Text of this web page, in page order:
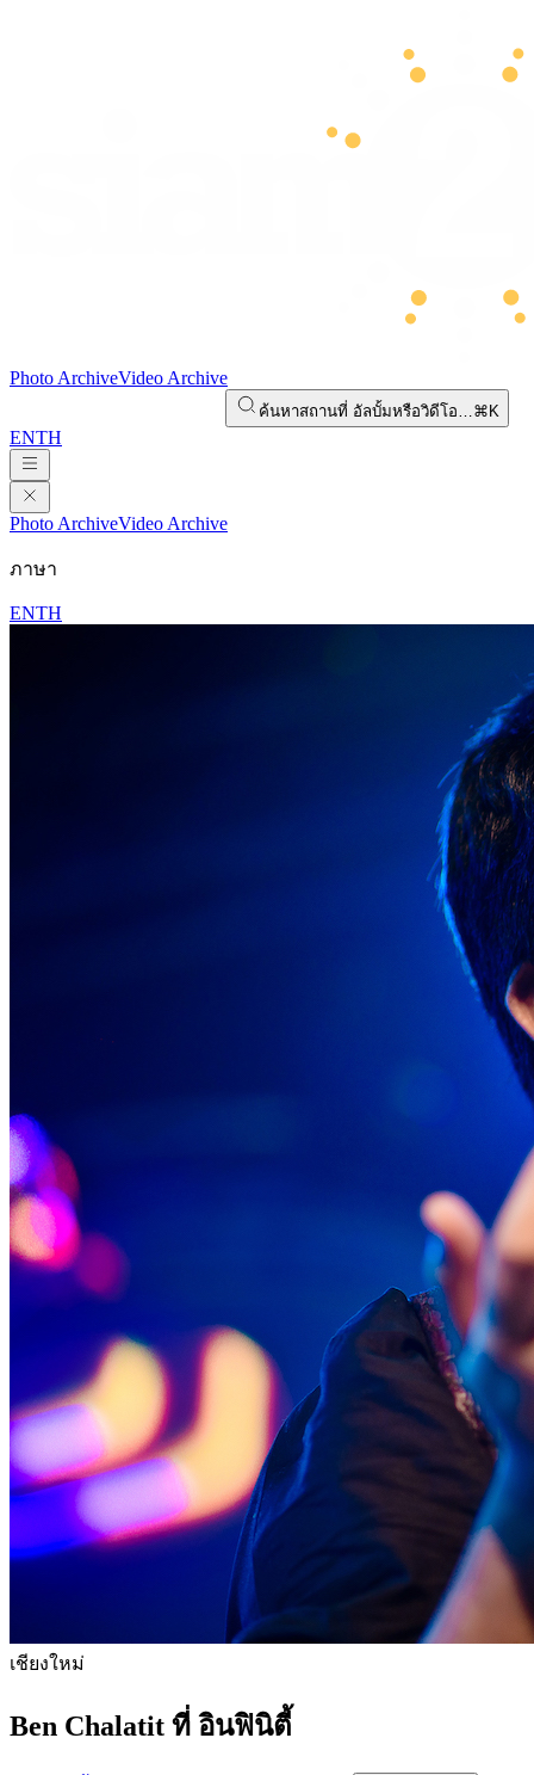
Photo ArchiveVideo Archive
ค้นหาสถานที่ อัลบั้มหรือวิดีโอ…⌘K
ENTH
Photo ArchiveVideo Archive
ภาษา
ENTH
เชียงใหม่
Ben Chalatit ที่ อินฟินิตี้